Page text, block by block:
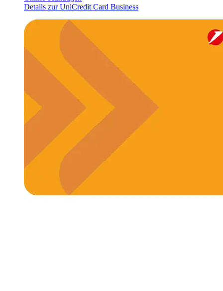
Details zur UniCredit Card Business